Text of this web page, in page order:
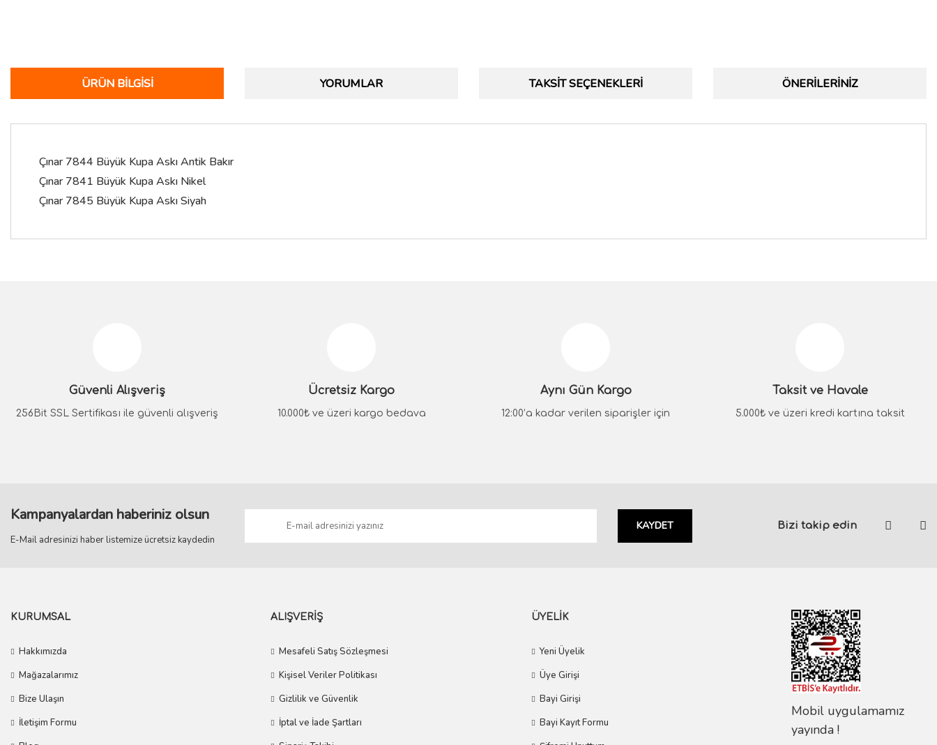
ÜRÜN BILGISI YORUMLAR TAKSIT SEÇENEKLERI ÖNERILERINIZ
Çınar 7844 Büyük Kupa Askı Antik Bakır
Çınar 7841 Büyük Kupa Askı Nikel
Çınar 7845 Büyük Kupa Askı Siyah
Ürün bilgilerinde hatalar bulunuyor.
Ürün fiyatı diğer sitelerden daha pahalı.
Güvenli Alışveriş
256Bit SSL Sertifikası ile güvenli alışveriş
Ücretsiz Kargo
10.000₺ ve üzeri kargo bedava
Aynı Gün Kargo
12:00’a kadar verilen siparişler için
Taksit ve Havale
5.000₺ ve üzeri kredi kartına taksit
Kampanyalardan haberiniz olsun
E-Mail adresinizi haber listemize ücretsiz kaydedin
KAYDET Bizi takip edin
KURUMSAL
Hakkımızda
Mağazalarımız
Bize Ulaşın
İletişim Formu
ALIŞVERİŞ
Mesafeli Satış Sözleşmesi
Kişisel Veriler Politikası
Gizlilik ve Güvenlik
İptal ve İade Şartları
ÜYELİK
Yeni Üyelik
Üye Girişi
Bayi Girişi
Bayi Kayıt Formu
Mobil uygulamamız
yayında !